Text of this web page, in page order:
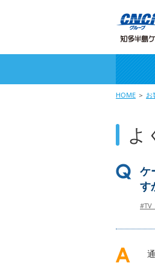
HOME ＞ お
よ
ケ
す
#TV